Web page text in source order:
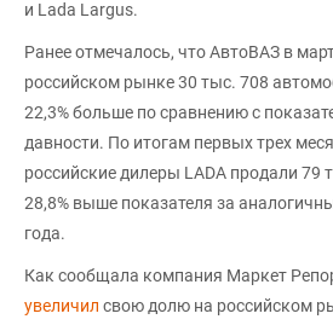
и Lada Largus.
Ранее отмечалось, что АвтоВАЗ в
российском рынке 30 тыс. 708
22,3% больше по сравнению с
давности. По итогам первых трех
российские дилеры LADA продали 79
28,8% выше показателя за
года.
Как сообщала компания Маркет
увеличил свою долю на российском